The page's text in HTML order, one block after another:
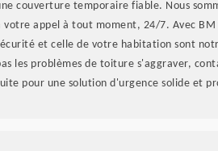
couverture temporaire fiable. Nous
votre appel à tout moment, 24/7. Avec
et celle de votre habitation sont
les problèmes de toiture s'aggraver,
pour une solution d'urgence solide et